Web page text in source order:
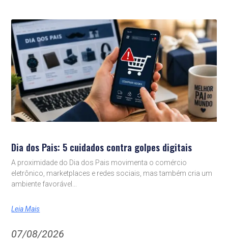
Dia dos Pais: 5 cuidados contra golpes digitais
A proximidade do Dia dos Pais movimenta o comércio
eletrônico, marketplaces e redes sociais, mas também cria um
ambiente favorável
Leia Mais
07/08/2026